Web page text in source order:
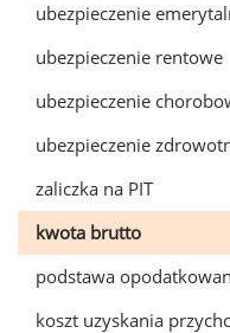
ubezpieczenie
ubezpieczenie rentowe
ubezpieczenie
ubezpieczenie
zaliczka na PIT
kwota brutto
podstawa
koszt uzyskania